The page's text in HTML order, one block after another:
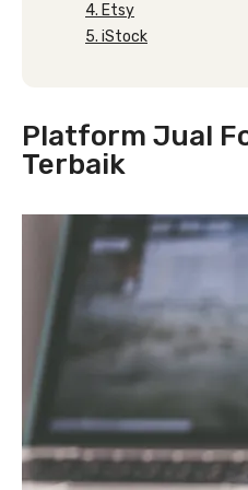
4. Etsy
5. iStock
Platform Jual
Terbaik